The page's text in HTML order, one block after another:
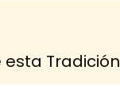
esta Tradición